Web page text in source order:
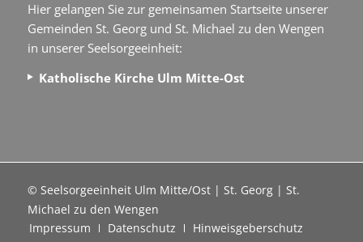
Hier gelangen Sie zur gemeinsamen Startseite unserer
Gemeinden St. Georg und St. Michael zu den Wengen
in unserer Seelsorgeeinheit:
Katholische Kirche Ulm Mitte-Ost
© Seelsorgeeinheit Ulm Mitte/Ost | St. Georg | St.
Michael zu den Wengen
Impressum
Datenschutz Hinweisgeberschutz